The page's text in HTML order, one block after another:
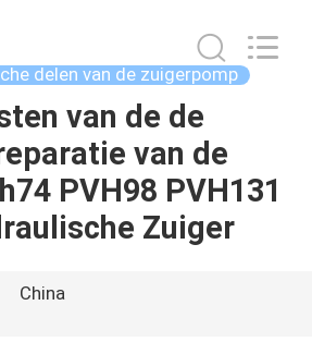
delen van de zuigerpomp
van de de
van de
PVH98 PVH131
Zuiger
China